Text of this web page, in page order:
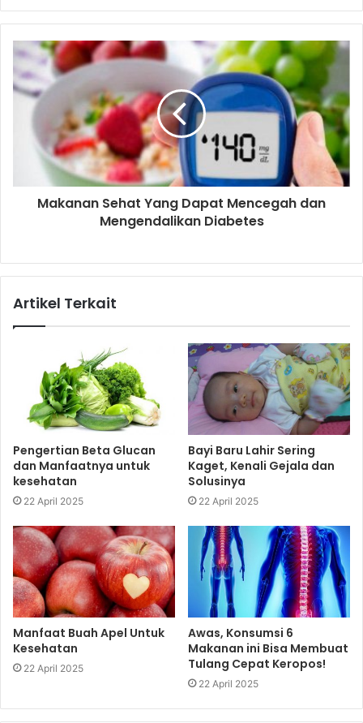
Makanan Sehat Yang Dapat Mencegah dan
Mengendalikan Diabetes
Artikel Terkait
Pengertian Beta Glucan
dan Manfaatnya untuk
kesehatan
22 April 2025
Bayi Baru Lahir Sering
Kaget, Kenali Gejala dan
Solusinya
22 April 2025
Manfaat Buah Apel Untuk
Kesehatan
22 April 2025
Awas, Konsumsi 6
Makanan ini Bisa Membuat
Tulang Cepat Keropos!
22 April 2025